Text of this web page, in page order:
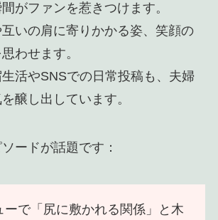
がファンを惹きつけます。
いの肩に寄りかかる姿、笑顔の
わせます。
活やSNSでの日常投稿も、夫婦
醸し出しています。
ードが話題です：
ーで「尻に敷かれる関係」と木